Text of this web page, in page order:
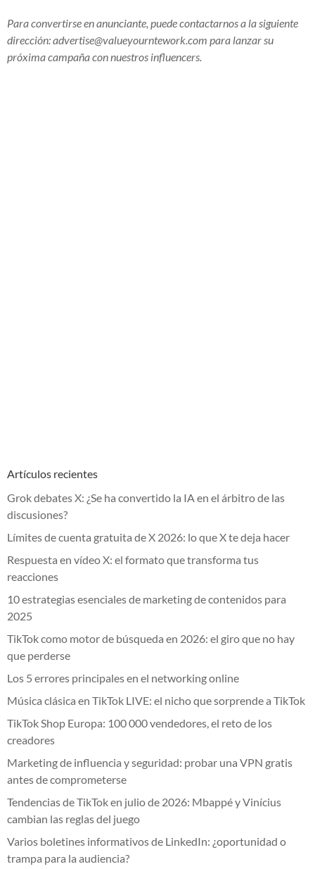
Para convertirse en anunciante, puede contactarnos a la siguiente
dirección:advertise@valueyourntework.com para lanzar su
próxima campaña con nuestros influencers.
Artículos recientes
Grok debates X: ¿Se ha convertido la IA en el árbitro de las
discusiones?
Límites de cuenta gratuita de X 2026: lo que X te deja hacer
Respuesta en vídeo X: el formato que transforma tus
reacciones
10 estrategias esenciales de marketing de contenidos para
2025
TikTok como motor de búsqueda en 2026: el giro que no hay
que perderse
Los 5 errores principales en el networking online
Música clásica en TikTok LIVE: el nicho que sorprende a TikTok
TikTok Shop Europa: 100 000 vendedores, el reto de los
creadores
Marketing de influencia y seguridad: probar una VPN gratis
antes de comprometerse
Tendencias de TikTok en julio de 2026: Mbappé y Vinícius
cambian las reglas del juego
Varios boletines informativos de LinkedIn: ¿oportunidad o
trampa para la audiencia?